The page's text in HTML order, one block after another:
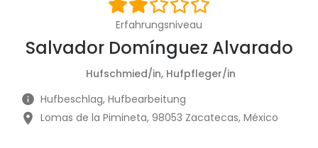
Erfahrungsniveau
Salvador Domínguez Alvarado
Hufschmied/in, Hufpfleger/in
Hufbeschlag, Hufbearbeitung
Lomas de la Pimineta, 98053 Zacatecas, México